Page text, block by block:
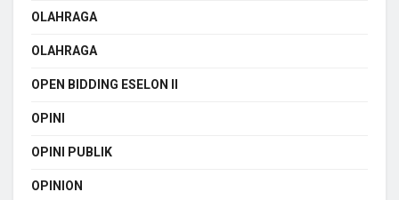
OLAHRAGA
OLAHRAGA
OPEN BIDDING ESELON II
OPINI
OPINI PUBLIK
OPINION